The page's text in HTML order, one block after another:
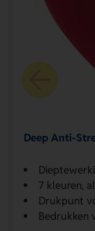
Deep Anti-
7 kleuren,
Drukpunt
Bedrukken